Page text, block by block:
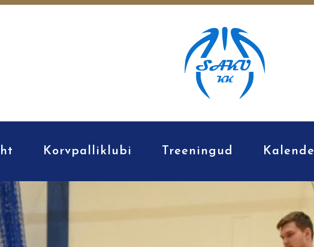
Korvpalliklubi Treeningud